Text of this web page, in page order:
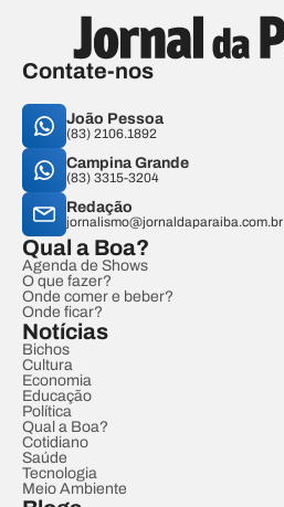
Contate-nos
João Pessoa
(83) 2106.1892
Campina Grande
(83) 3315-3204
Redação
jornalismo@jornaldaparaiba.com.br
Qual a Boa?
Agenda de Shows
O que fazer?
Onde comer e beber?
Onde ficar?
Notícias
Bichos
Cultura
Economia
Educação
Política
Qual a Boa?
Cotidiano
Saúde
Tecnologia
Meio Ambiente